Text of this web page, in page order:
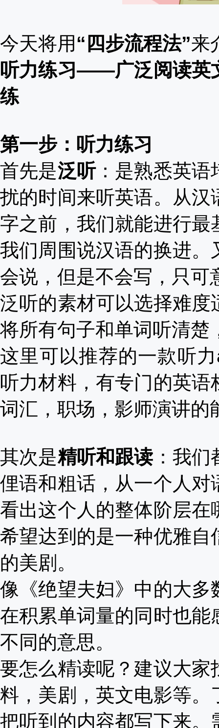
今天将用 “四步流程法”来
听力练习——广泛阅读英
练
第一步：听力练习
首先是泛听：是熟悉英语
扰的时间来听英语。从
字之前，我们就能进行
我们周围说汉语的换进
会说，但是不会写，只可
泛听的素材可以选择难
将所有句子和单词听清楚
这里可以推荐的一款听力
听力材料，有专门的英
词汇，职场，影师演讲的
其次是精听和跟读 ：我
俚语和粗话，从一个人
看出这个人的整体阶层
希望达到的是一种优雅
的美剧。
像《绝望夫妇》中的大
在积累单词量的同时也
不同的意思。
要怎么精读呢？建议大
料，美剧，英文电影等
把听到的内容都写下来